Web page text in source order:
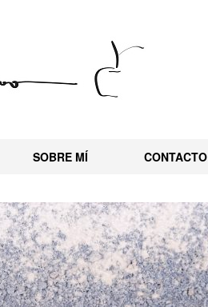
SOBRE MÍ CONTACTO